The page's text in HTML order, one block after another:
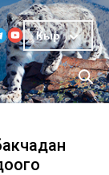
Кыр